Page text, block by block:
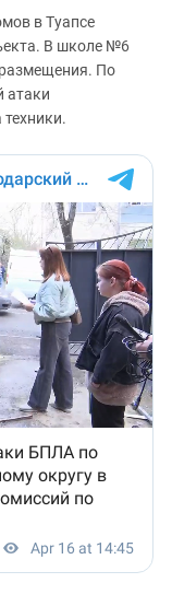
в Туапсе
В школе №6
По
атаки